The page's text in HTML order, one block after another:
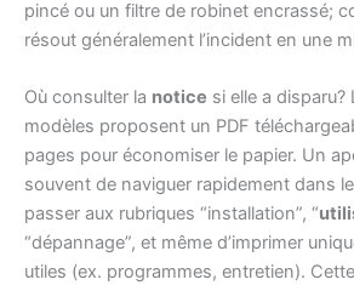
pincé ou un filtre de robinet encrassé;
résout généralement l’incident en une
Où consulter la notice si elle a disparu?
modèles proposent un PDF
pages pour économiser le papier. Un
souvent de naviguer rapidement dans
passer aux rubriques “installation”, “
“dépannage”, et même d’imprimer
utiles (ex. programmes, entretien).